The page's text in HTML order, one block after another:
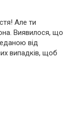
Але ти
Виявилося, що
від
випадків, щоб